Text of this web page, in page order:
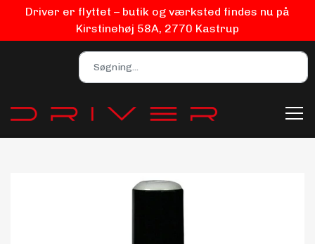
Driver er flyttet – butik og værksted findes nu på
Kirstinehøj 58A, 2770 Kastrup
Bilpleje
Biludstyr